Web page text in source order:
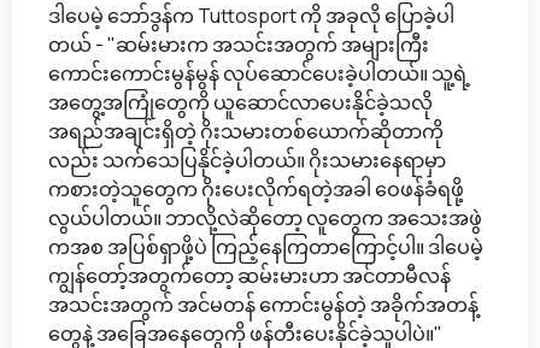
ဒါပေမဲ့ ဘော်ဒွန်က Tuttosport ကို အခုလို ပြောခဲ့ပါ
တယ် - "ဆမ်းမားက အသင်းအတွက် အများကြီး
ကောင်းကောင်းမွန်မွန် လုပ်ဆောင်ပေးခဲ့ပါတယ်။ သူ့ရဲ့
အတွေ့အကြုံတွေကို ယူဆောင်လာပေးနိုင်ခဲ့သလို
အရည်အချင်းရှိတဲ့ ဂိုးသမားတစ်ယောက်ဆိုတာကို
လည်း သက်သေပြနိုင်ခဲ့ပါတယ်။ ဂိုးသမားနေရာမှာ
ကစားတဲ့သူတွေက ဂိုးပေးလိုက်ရတဲ့အခါ ဝေဖန်ခံရဖို့
လွယ်ပါတယ်။ ဘာလို့လဲဆိုတော့ လူတွေက အသေးအဖွဲ
ကအစ အပြစ်ရှာဖို့ပဲ ကြည့်နေကြတာကြောင့်ပါ။ ဒါပေမဲ့
ကျွန်တော့်အတွက်တော့ ဆမ်းမားဟာ အင်တာမီလန်
အသင်းအတွက် အင်မတန် ကောင်းမွန်တဲ့ အခိုက်အတန့်
တွေနဲ့ အခြေအနေတွေကို ဖန်တီးပေးနိုင်ခဲ့သူပါပဲ။"